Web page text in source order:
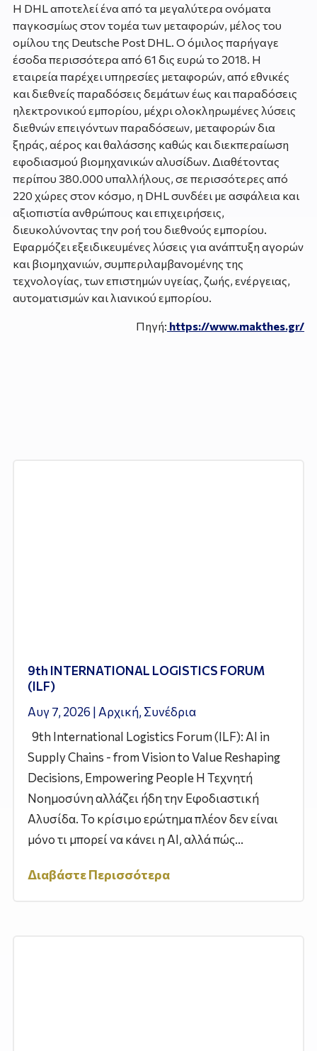
Η DHL αποτελεί ένα από τα μεγαλύτερα ονόματα
παγκοσμίως στον τομέα των μεταφορών, μέλος του
ομίλου της Deutsche Post DHL. Ο όμιλος παρήγαγε
έσοδα περισσότερα από 61 δις ευρώ το 2018. Η
εταιρεία παρέχει υπηρεσίες μεταφορών, από εθνικές
και διεθνείς παραδόσεις δεμάτων έως και παραδόσεις
ηλεκτρονικού εμπορίου, μέχρι ολοκληρωμένες λύσεις
διεθνών επειγόντων παραδόσεων, μεταφορών δια
ξηράς, αέρος και θαλάσσης καθώς και διεκπεραίωση
εφοδιασμού βιομηχανικών αλυσίδων. Διαθέτοντας
περίπου 380.000 υπαλλήλους, σε περισσότερες από
220 χώρες στον κόσμο, η DHL συνδέει με ασφάλεια και
αξιοπιστία ανθρώπους και επιχειρήσεις,
διευκολύνοντας την ροή του διεθνούς εμπορίου.
Εφαρμόζει εξειδικευμένες λύσεις για ανάπτυξη αγορών
και βιομηχανιών, συμπεριλαμβανομένης της
τεχνολογίας, των επιστημών υγείας, ζωής, ενέργειας,
αυτοματισμών και λιανικού εμπορίου.
Πηγή: https://www.makthes.gr/
9th INTERNATIONAL LOGISTICS FORUM
(ILF)
Αυγ 7, 2026 | Αρχική, Συνέδρια
9th International Logistics Forum (ILF): AI in
Supply Chains - from Vision to Value Reshaping
Decisions, Empowering People Η Τεχνητή
Νοημοσύνη αλλάζει ήδη την Εφοδιαστική
Αλυσίδα. Το κρίσιμο ερώτημα πλέον δεν είναι
μόνο τι μπορεί να κάνει η AI, αλλά πώς...
Διαβάστε Περισσότερα